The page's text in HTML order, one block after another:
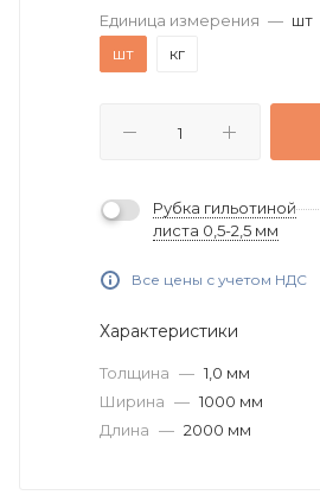
Единица измерения — шт
шт
кг
Рубка гильотиной
листа 0,5-2,5 мм
Все цены с учетом НДС
Характеристики
Толщина — 1,0 мм
Ширина — 1000 мм
Длина — 2000 мм